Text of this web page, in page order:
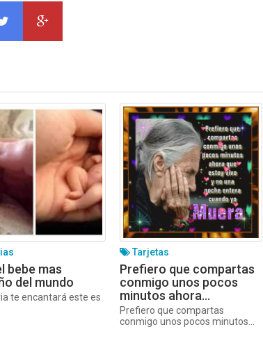
bebe mas
del mundo
te encantará este es
Tarjetas
Prefiero que compartas
conmigo unos pocos
minutos ahora…
Prefiero que compartas
conmigo unos pocos minutos...